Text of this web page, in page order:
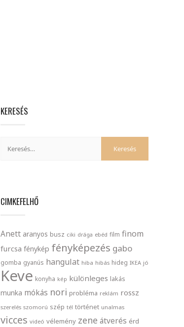
KERESÉS
CIMKEFELHŐ
Anett aranyos busz ciki drága ebéd film finom
furcsa fénykép fényképezés gabo
gomba gyanús hangulat hiba hibás hideg IKEA jó
Keve konyha kép különleges lakás
munka mókás nori probléma reklám rossz
szerelés szomorú szép tél történet unalmas
vicces videó vélemény zene átverés érd